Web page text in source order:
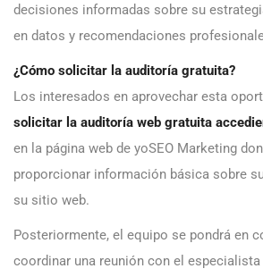
decisiones informadas sobre su
en datos y recomendaciones
¿Cómo solicitar la auditoría gratuita?
Los interesados en aprovechar esta
solicitar la auditoría web gratuita
en la página web de yoSEO Marketing
proporcionar información básica sobre
su sitio web.
Posteriormente, el equipo se pondrá en
coordinar una reunión con el especialista